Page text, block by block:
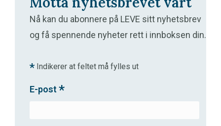
Nå kan du abonnere på LEVE sitt nyhetsbrev
og få spennende nyheter rett i innboksen din.
* Indikerer at feltet må fylles ut
E-post *